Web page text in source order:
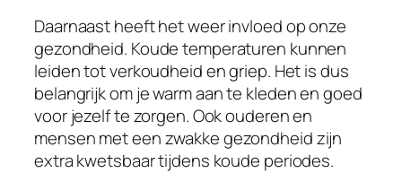
Daarnaast heeft het weer invloed op onze
gezondheid. Koude temperaturen kunnen
leiden tot verkoudheid en griep. Het is dus
belangrijk om je warm aan te kleden en goed
voor jezelf te zorgen. Ook ouderen en
mensen met een zwakke gezondheid zijn
extra kwetsbaar tijdens koude periodes.